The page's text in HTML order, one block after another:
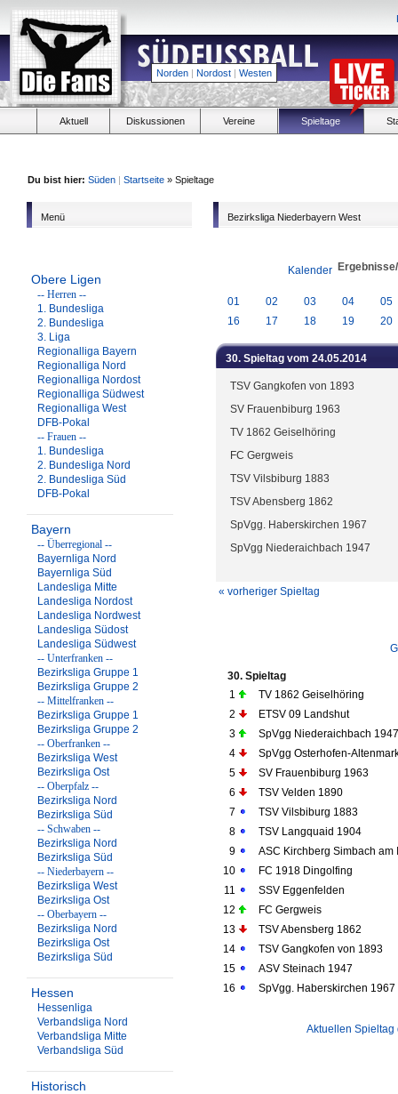
Norden | Nordost | Westen
Aktuell Diskussionen Vereine Spieltage
Du bist hier: Süden | Startseite » Spieltage
Menü
Obere Ligen
-- Herren --
1. Bundesliga
2. Bundesliga
3. Liga
Regionalliga Bayern
Regionalliga Nord
Regionalliga Nordost
Regionalliga Südwest
Regionalliga West
DFB-Pokal
-- Frauen --
1. Bundesliga
2. Bundesliga Nord
2. Bundesliga Süd
DFB-Pokal
Bayern
-- Überregional --
Bayernliga Nord
Bayernliga Süd
Landesliga Mitte
Landesliga Nordost
Landesliga Nordwest
Landesliga Südost
Landesliga Südwest
-- Unterfranken --
Bezirksliga Gruppe 1
Bezirksliga Gruppe 2
-- Mittelfranken --
Bezirksliga Gruppe 1
Bezirksliga Gruppe 2
-- Oberfranken --
Bezirksliga West
Bezirksliga Ost
-- Oberpfalz --
Bezirksliga Nord
Bezirksliga Süd
-- Schwaben --
Bezirksliga Nord
Bezirksliga Süd
-- Niederbayern --
Bezirksliga West
Bezirksliga Ost
-- Oberbayern --
Bezirksliga Nord
Bezirksliga Ost
Bezirksliga Süd
Hessen
Hessenliga
Verbandsliga Nord
Verbandsliga Mitte
Verbandsliga Süd
Historisch
Bezirksliga Niederbayern West
Kalender
01 02 03 04
05
16
17 18 19 20
30. Spieltag vom 24.05.2014
TSV Gangkofen von 1893
SV Frauenbiburg 1963
TV 1862 Geiselhöring
FC Gergweis
TSV Vilsbiburg 1883
TSV Abensberg 1862
SpVgg. Haberskirchen 1967
SpVgg Niederaichbach 1947
« vorheriger Spieltag
30. Spieltag
1
TV 1862 Geiselhöring
2
ETSV 09 Landshut
3
SpVgg Niederaichbach 1947
4
SpVgg Osterhofen-
5
SV Frauenbiburg 1963
6
TSV Velden 1890
7
TSV Vilsbiburg 1883
8
TSV Langquaid 1904
9
ASC Kirchberg Simbach am
10
FC 1918 Dingolfing
11
SSV Eggenfelden
12
FC Gergweis
13
TSV Abensberg 1862
14
TSV Gangkofen von 1893
15
ASV Steinach 1947
16
SpVgg. Haberskirchen 1967
Aktuellen Spieltag